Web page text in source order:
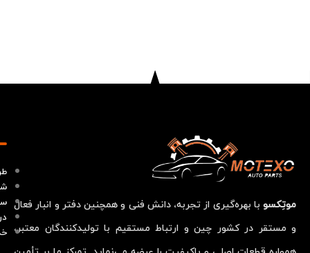
موتِکسو با بهره‌گیری از تجربه، دانش فنی و همچنین دفتر و انبار فعال
و مستقر در کشور چین و ارتباط مستقیم با تولیدکنندگان معتبر،